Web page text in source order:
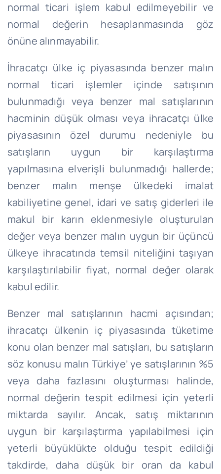
normal ticari işlem kabul edilmeyebilir ve
normal değerin hesaplanmasında göz
önüne alınmayabilir.
İhracatçı ülke iç piyasasında benzer malın
normal ticari işlemler içinde satışının
bulunmadığı veya benzer mal satışlarının
hacminin düşük olması veya ihracatçı ülke
piyasasının özel durumu nedeniyle bu
satışların uygun bir karşılaştırma
yapılmasına elverişli bulunmadığı hallerde;
benzer malın menşe ülkedeki imalat
kabiliyetine genel, idari ve satış giderleri ile
makul bir karın eklenmesiyle oluşturulan
değer veya benzer malın uygun bir üçüncü
ülkeye ihracatında temsil niteliğini taşıyan
karşılaştırılabilir fiyat, normal değer olarak
kabul edilir.
Benzer mal satışlarının hacmi açısından;
ihracatçı ülkenin iç piyasasında tüketime
konu olan benzer mal satışları, bu satışların
söz konusu malın Türkiye’ ye satışlarının %5
veya daha fazlasını oluşturması halinde,
normal değerin tespit edilmesi için yeterli
miktarda sayılır. Ancak, satış miktarının
uygun bir karşılaştırma yapılabilmesi için
yeterli büyüklükte olduğu tespit edildiği
takdirde, daha düşük bir oran da kabul